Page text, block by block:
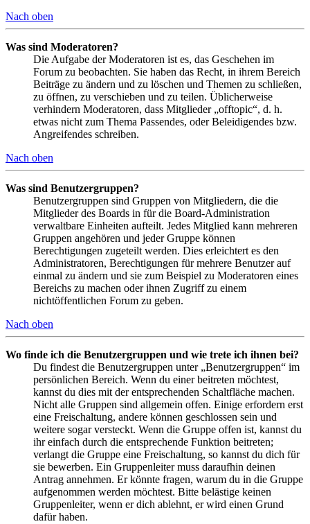
Nach oben
Was sind Moderatoren?
Die Aufgabe der Moderatoren ist es, das Geschehen im
Forum zu beobachten. Sie haben das Recht, in ihrem Bereich
Beiträge zu ändern und zu löschen und Themen zu schließen,
zu öffnen, zu verschieben und zu teilen. Üblicherweise
verhindern Moderatoren, dass Mitglieder „offtopic“, d. h.
etwas nicht zum Thema Passendes, oder Beleidigendes bzw.
Angreifendes schreiben.
Nach oben
Was sind Benutzergruppen?
Benutzergruppen sind Gruppen von Mitgliedern, die die
Mitglieder des Boards in für die Board-Administration
verwaltbare Einheiten aufteilt. Jedes Mitglied kann mehreren
Gruppen angehören und jeder Gruppe können
Berechtigungen zugeteilt werden. Dies erleichtert es den
Administratoren, Berechtigungen für mehrere Benutzer auf
einmal zu ändern und sie zum Beispiel zu Moderatoren eines
Bereichs zu machen oder ihnen Zugriff zu einem
nichtöffentlichen Forum zu geben.
Nach oben
Wo finde ich die Benutzergruppen und wie trete ich ihnen bei?
Du findest die Benutzergruppen unter „Benutzergruppen“ im
persönlichen Bereich. Wenn du einer beitreten möchtest,
kannst du dies mit der entsprechenden Schaltfläche machen.
Nicht alle Gruppen sind allgemein offen. Einige erfordern erst
eine Freischaltung, andere können geschlossen sein und
weitere sogar versteckt. Wenn die Gruppe offen ist, kannst du
ihr einfach durch die entsprechende Funktion beitreten;
verlangt die Gruppe eine Freischaltung, so kannst du dich für
sie bewerben. Ein Gruppenleiter muss daraufhin deinen
Antrag annehmen. Er könnte fragen, warum du in die Gruppe
aufgenommen werden möchtest. Bitte belästige keinen
Gruppenleiter, wenn er dich ablehnt, er wird einen Grund
dafür haben.